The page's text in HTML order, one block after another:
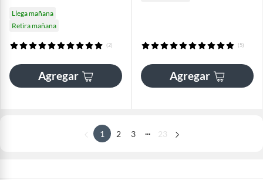
Llega mañana
Retira mañana
(2)
Agregar
(5)
Agregar
1 2 3 23